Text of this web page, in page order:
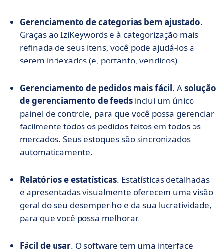
Gerenciamento de categorias bem ajustado.
Graças ao IziKeywords e à categorização mais
refinada de seus itens, você pode ajudá-los a
serem indexados (e, portanto, vendidos).
Gerenciamento de pedidos mais fácil. Asolução
de gerenciamento de feeds inclui um único
painel de controle, para que você possa gerenciar
facilmente todos os pedidos feitos em todos os
mercados. Seus estoques são sincronizados
automaticamente.
Relatórios e estatísticas. Estatísticas detalhadas
e apresentadas visualmente oferecem uma visão
geral do seu desempenho e da sua lucratividade,
para que você possa melhorar.
Fácil de usar. O software tem uma interface